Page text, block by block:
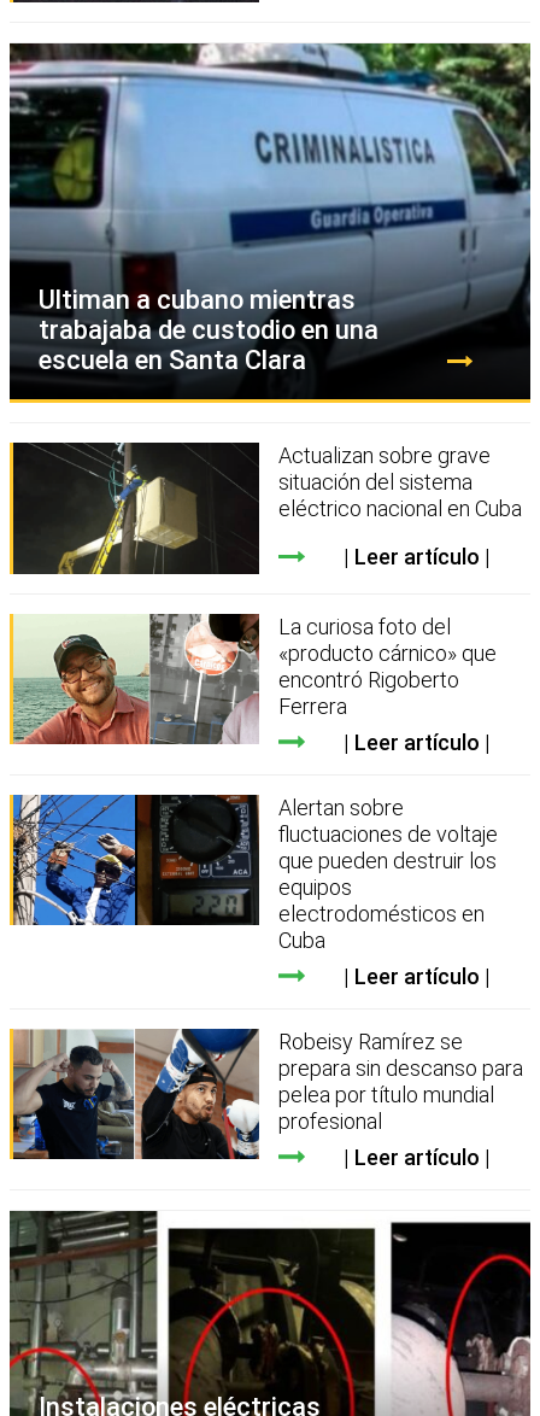
Ultiman a cubano mientras
trabajaba de custodio en una
escuela en Santa Clara
Actualizan sobre grave
situación del sistema
eléctrico nacional en Cuba
Leer artículo
La curiosa foto del
«producto cárnico» que
encontró Rigoberto
Ferrera
Leer artículo
Alertan sobre
fluctuaciones de voltaje
que pueden destruir los
equipos
electrodomésticos en
Cuba
Leer artículo
Robeisy Ramírez se
prepara sin descanso para
pelea por título mundial
profesional
Leer artículo
Instalaciones eléctricas